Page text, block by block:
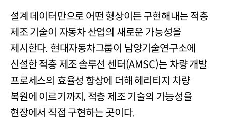
설계 데이터만으로 어떤 형상이든 구현해내는 적층
제조 기술이 자동차 산업의 새로운 가능성을
제시한다. 현대자동차그룹이 남양기술연구소에
신설한 적층 제조 솔루션 센터(AMSC)는 차량 개발
프로세스의 효율성 향상에 더해 헤리티지 차량
복원에 이르기까지, 적층 제조 기술의 가능성을
현장에서 직접 구현하는 곳이다.